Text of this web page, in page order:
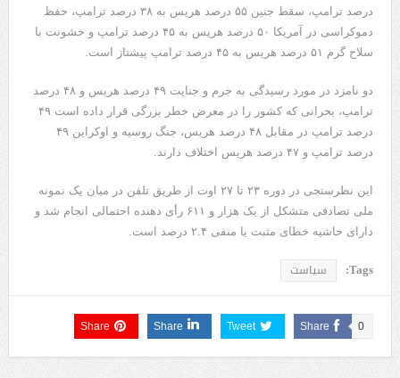
درصد ترامپ، سقط جنین ۵۵ درصد هریس به ۳۸ درصد ترامپ، حفظ
دموکراسی در آمریکا ۵۰ درصد هریس به ۴۵ درصد ترامپ و خشونت با
سلاح گرم ۵۱ درصد هریس به ۴۵ درصد ترامپ پیشتاز است.
دو نامزد در مورد رسیدگی به جرم و جنایت ۴۹ درصد هریس و ۴۸ درصد
ترامپ، بحرانی که کشور را در معرض خطر بزرگی قرار داده است ۴۹
درصد ترامپ در مقابل ۴۸ درصد هریس، جنگ روسیه و اوکراین ۴۹
درصد ترامپ و ۴۷ درصد هریس اختلاف دارند.
این نظرسنجی در دوره ۲۳ تا ۲۷ اوت از طریق تلفن در میان یک نمونه
ملی تصادفی متشکل از یک هزار و ۶۱۱ رأی دهنده احتمالی انجام شد و
دارای حاشیه خطای مثبت یا منفی ۲.۴ درصد است.
Tags: سیاست
Share 0
Tweet
Share
Share